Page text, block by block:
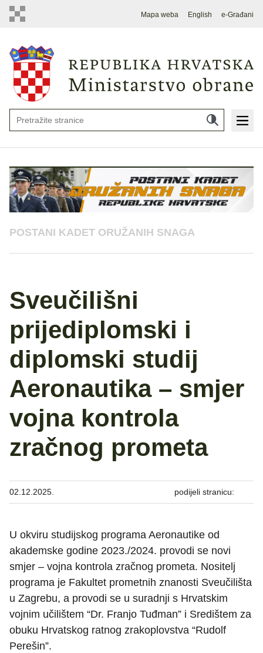
Mapa weba English e-Građani
POSTANI KADET ORUŽANIH SNAGA
Sveučilišni
prijediplomski i
diplomski studij
Aeronautika – smjer
vojna kontrola
zračnog prometa
02.12.2025. podijeli stranicu:
U okviru studijskog programa Aeronautike od
akademske godine 2023./2024. provodi se novi
smjer – vojna kontrola zračnog prometa. Nositelj
programa je Fakultet prometnih znanosti Sveučilišta
u Zagrebu, a provodi se u suradnji s Hrvatskim
vojnim učilištem “Dr. Franjo Tuđman” i Središtem za
obuku Hrvatskog ratnog zrakoplovstva “Rudolf
Perešin”.